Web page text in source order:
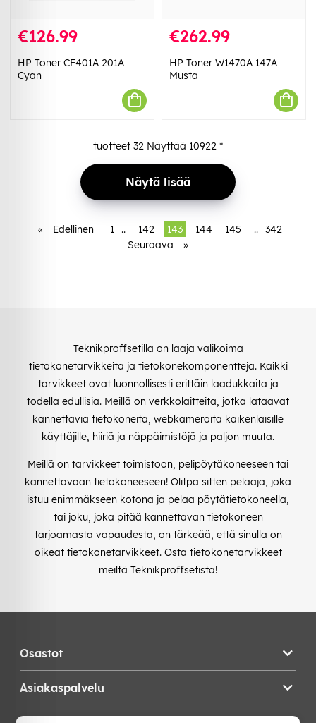
€126.99
HP Toner CF401A 201A
Cyan
€262.99
HP Toner W1470A 147A
Musta
tuotteet 32 Näyttää 10922 *
Näytä lisää
« Edellinen 1 .. 142 143 144 145 .. 342
Seuraava
»
Teknikproffsetilla on laaja valikoima
tietokonetarvikkeita ja tietokonekomponentteja. Kaikki
tarvikkeet ovat luonnollisesti erittäin laadukkaita ja
todella edullisia. Meillä on verkkolaitteita, jotka lataavat
kannettavia tietokoneita, webkameroita kaikenlaisille
käyttäjille, hiiriä ja näppäimistöjä ja paljon muuta.
Meillä on tarvikkeet toimistoon, pelipöytäkoneeseen tai
kannettavaan tietokoneeseen! Olitpa sitten pelaaja, joka
istuu enimmäkseen kotona ja pelaa pöytätietokoneella,
tai joku, joka pitää kannettavan tietokoneen
tarjoamasta vapaudesta, on tärkeää, että sinulla on
oikeat tietokonetarvikkeet. Osta tietokonetarvikkeet
meiltä Teknikproffsetista!
Osastot
Asiakaspalvelu